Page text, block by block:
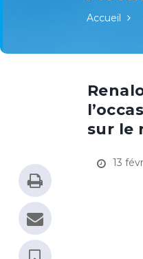
Accueil
sur le
13